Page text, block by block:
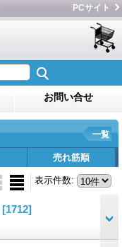
PCサイト
お問い合せ
一覧
売れ筋順
表示件数:
[1712]